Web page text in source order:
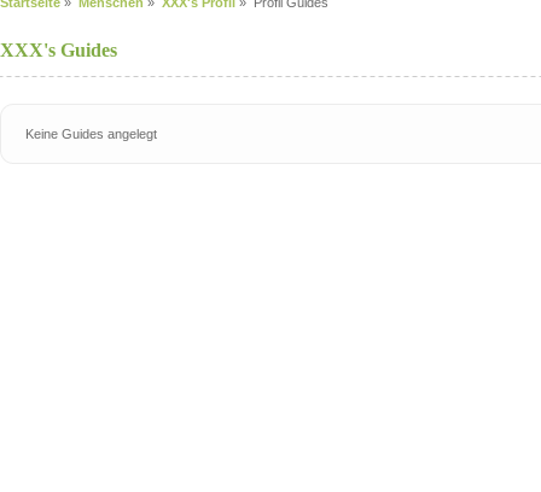
XXX's Guides
Keine Guides angelegt